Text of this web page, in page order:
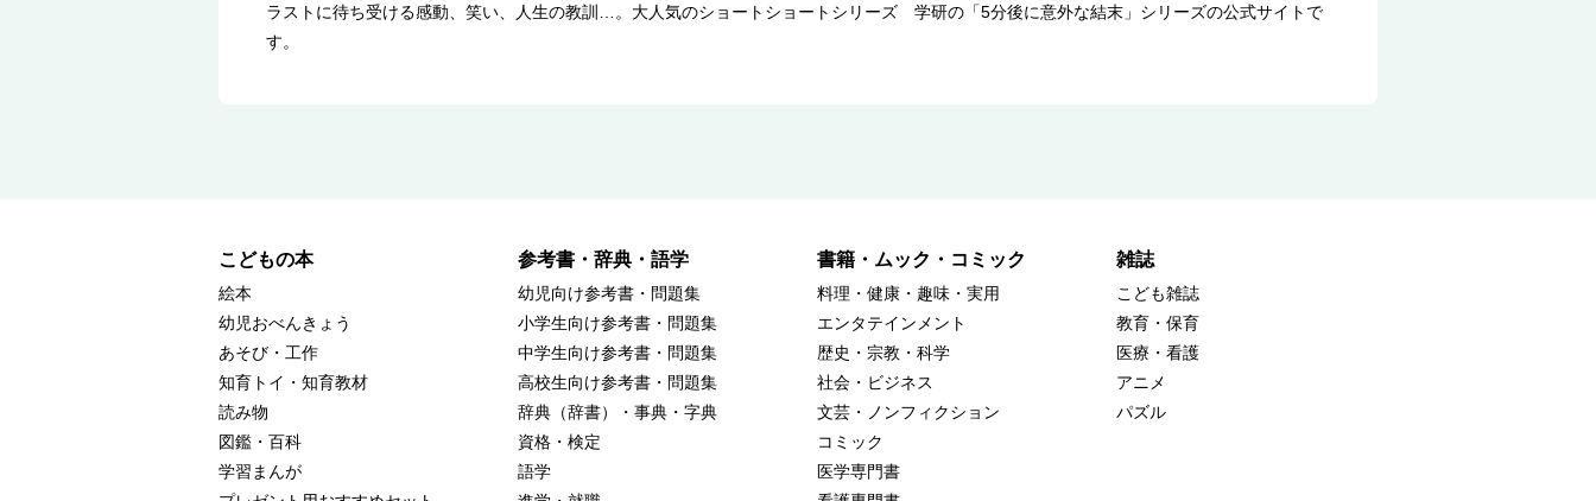
ラストに待ち受ける感動、笑い、人生の教訓…。大人気のショートショートシリーズ 学研の「5分後に意外な結末」シリーズの公式サイトで
す。
こどもの本
絵本
幼児おべんきょう
あそび・工作
知育トイ・知育教材
読み物
図鑑・百科
学習まんが
参考書・辞典・語学
幼児向け参考書・問題集
小学生向け参考書・問題集
中学生向け参考書・問題集
高校生向け参考書・問題集
辞典（辞書）・事典・字典
資格・検定
語学
書籍・ムック・コミック
料理・健康・趣味・実用
エンタテインメント
歴史・宗教・科学
社会・ビジネス
文芸・ノンフィクション
コミック
医学専門書
雑誌
こども雑誌
教育・保育
医療・看護
アニメ
パズル